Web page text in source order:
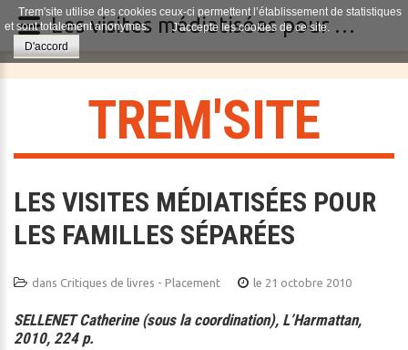
TREM'SITE
LES VISITES MÉDIATISÉES POUR
LES FAMILLES SÉPARÉES
dans Critiques de livres - Placement le 21 octobre 2010
SELLENET Catherine (sous la coordination), L’Harmattan,
2010, 224 p.
Trem'site utilise des cookies ceux-ci permettent l’établissement de statistiques
et sont totalement anonymes.
J'accepte les cookies de ce site.
D'accord
Les visites médiatisées pour les familles séparées